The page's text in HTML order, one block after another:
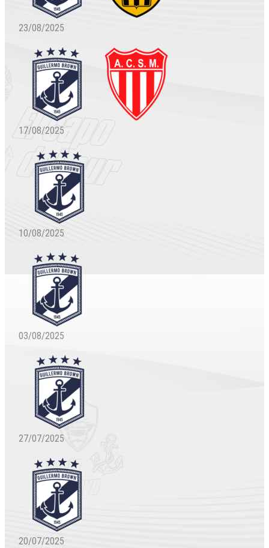
23/08/2025
17/08/2025
10/08/2025
03/08/2025
27/07/2025
20/07/2025